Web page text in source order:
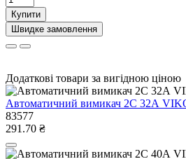
Купити
Швидке замовлення
Додаткові товари за вигідною ціною
Автоматичний вимикач 2C 32А
83577
291.70 ₴